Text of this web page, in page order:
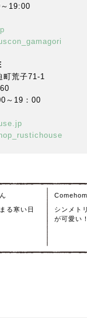
19:00
町荒子71-1
～19：00
る寒い日
シンメト
が可愛い